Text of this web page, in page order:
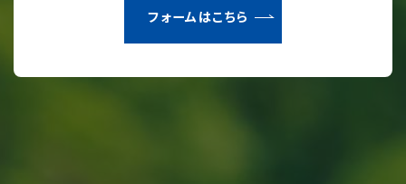
フォームはこちら